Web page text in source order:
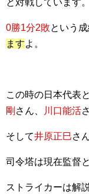
と対戦しています。
0勝1分2敗という成
ますよ。
この時の日本代表
剛 さん、 川口能活
そして井原正巳さ
司令塔は現在監督
ストライカーは解